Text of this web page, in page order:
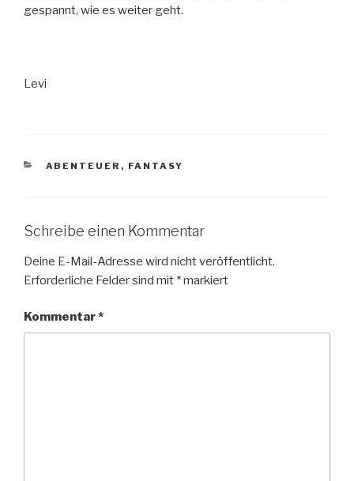
gespannt, wie es weiter geht.
Levi
KATEGORIEN
ABENTEUER , FANTASY
Schreibe einen Kommentar
Deine E-Mail-Adresse wird nicht veröffentlicht.
Erforderliche Felder sind mit *markiert
Kommentar*